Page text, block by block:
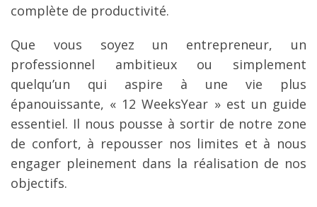
complète de productivité.
Que vous soyez un entrepreneur, un
professionnel ambitieux ou simplement
quelqu’un qui aspire à une vie plus
épanouissante, « 12 WeeksYear » est un guide
essentiel. Il nous pousse à sortir de notre zone
de confort, à repousser nos limites et à nous
engager pleinement dans la réalisation de nos
objectifs.